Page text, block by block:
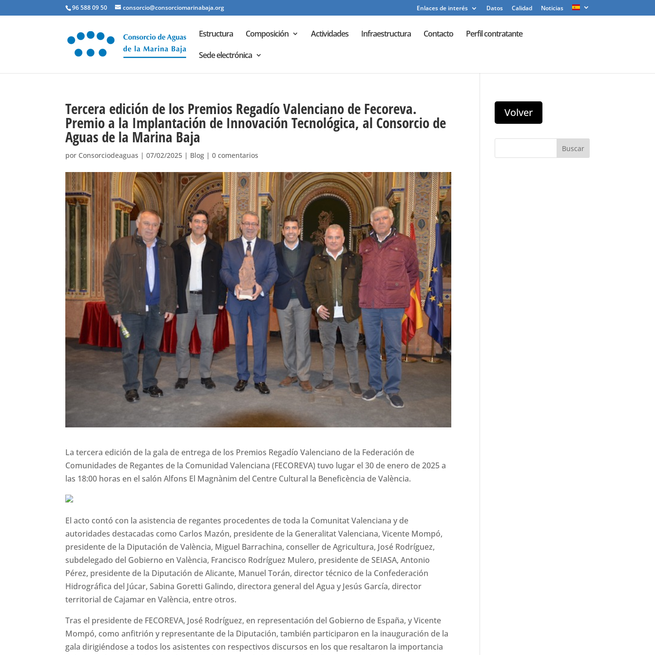
96 588 09 50 consorcio@consorciomarinabaja.org Enlaces de interés Datos Calidad Noticias
Estructura Composición Actividades Infraestructura Contacto
Perfil contratante
Sede electrónica
Tercera edición de los Premios Regadío Valenciano de Fecoreva.
Premio a la Implantación de Innovación Tecnológica, al Consorcio de
Aguas de la Marina Baja
por Consorciodeaguas |07/02/2025 | Blog |0 comentarios
La tercera edición de la gala de entrega de los Premios Regadío Valenciano de la Federación de
Comunidades de Regantes de la Comunidad Valenciana (FECOREVA) tuvo lugar el 30 de enero de 2025 a
las 18:00 horas en el salón Alfons El Magnànim del Centre Cultural la Beneficència de València.
El acto contó con la asistencia de regantes procedentes de toda la Comunitat Valenciana y de
autoridades destacadas como Carlos Mazón, presidente de la Generalitat Valenciana, Vicente Mompó,
presidente de la Diputación de València, Miguel Barrachina, conseller de Agricultura, José Rodríguez,
subdelegado del Gobierno en València, Francisco Rodríguez Mulero, presidente de SEIASA, Antonio
Pérez, presidente de la Diputación de Alicante, Manuel Torán, director técnico de la Confederación
Hidrográfica del Júcar, Sabina Goretti Galindo, directora general del Agua y Jesús García, director
territorial de Cajamar en València, entre otros.
Tras el presidente de FECOREVA, José Rodríguez, en representación del Gobierno de España, y Vicente
Mompó, como anfitrión y representante de la Diputación, también participaron en la inauguración de la
gala dirigiéndose a todos los asistentes con respectivos discursos en los que resaltaron la importancia